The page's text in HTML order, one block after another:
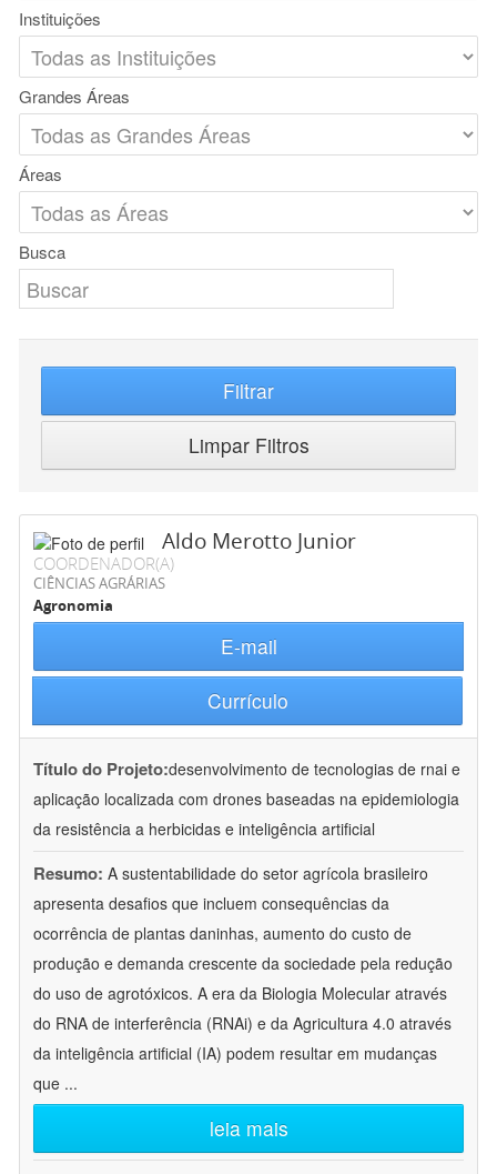
Instituições
Grandes Áreas
Áreas
Busca
Filtrar
Limpar Filtros
Aldo Merotto Junior
COORDENADOR(A)
CIÊNCIAS AGRÁRIAS
Agronomia
E-mail
Currículo
Título do Projeto:desenvolvimento de tecnologias de rnai e
aplicação localizada com drones baseadas na epidemiologia
da resistência a herbicidas e inteligência artificial
Resumo: A sustentabilidade do setor agrícola brasileiro
apresenta desafios que incluem consequências da
ocorrência de plantas daninhas, aumento do custo de
produção e demanda crescente da sociedade pela redução
do uso de agrotóxicos. A era da Biologia Molecular através
do RNA de interferência (RNAi) e da Agricultura 4.0 através
da inteligência artificial (IA) podem resultar em mudanças
que ...
leia mais